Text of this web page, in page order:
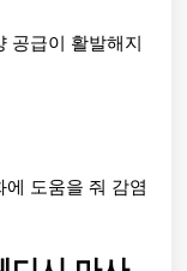
공급이 활발해지
도움을 줘 감염